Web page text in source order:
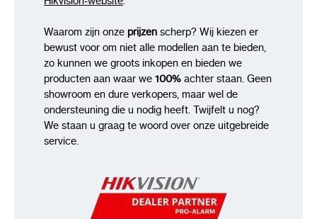
Waarom zijn onze prijzen scherp? Wij kiezen er
bewust voor om niet alle modellen aan te bieden,
zo kunnen we groots inkopen en bieden we
producten aan waar we 100% achter staan. Geen
showroom en dure verkopers, maar wel de
ondersteuning die u nodig heeft. Twijfelt u nog?
We staan u graag te woord over onze uitgebreide
service.